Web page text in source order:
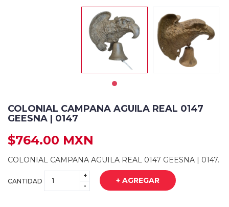
COLONIAL CAMPANA AGUILA REAL 0147
GEESNA | 0147
$764.00 MXN
COLONIAL CAMPANA AGUILA REAL 0147 GEESNA | 0147.
CANTIDAD
+
-
+ AGREGAR